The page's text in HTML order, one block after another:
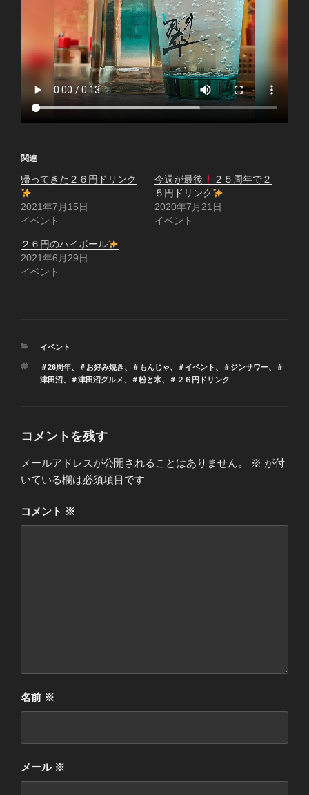
関連
帰ってきた２６円ドリンク
2021年7月15日
イベント
今週が最後
２５周年で２
５円ドリンク
2020年7月21日
イベント
２６円のハイボール
2021年6月29日
イベント
カ
ゴ
リ
イベント
タ
グ
＃26周年、 ＃お好み焼き 、 ＃もんじゃ、 ＃イベント 、 ＃ジンサワー、
＃
津田沼、 ＃津田沼グルメ、 ＃粉と水、 ＃２６円ドリンク
コメントを残す
メールアドレスが公開されることはありません。 ※ が付
いている欄は必須項目です
コメント ※
名前 ※
メール ※